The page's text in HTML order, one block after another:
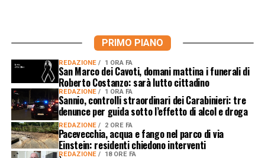
PRIMO PIANO
REDAZIONE 1 ORA FA
San Marco dei Cavoti, domani mattina i funerali di
Roberto Costanzo: sarà lutto cittadino
REDAZIONE 1 ORA FA
Sannio, controlli straordinari dei Carabinieri: tre
denunce per guida sotto l’effetto di alcol e droga
REDAZIONE 2 ORE FA
Pacevecchia, acqua e fango nel parco di via
Einstein: residenti chiedono interventi
REDAZIONE 18 ORE FA